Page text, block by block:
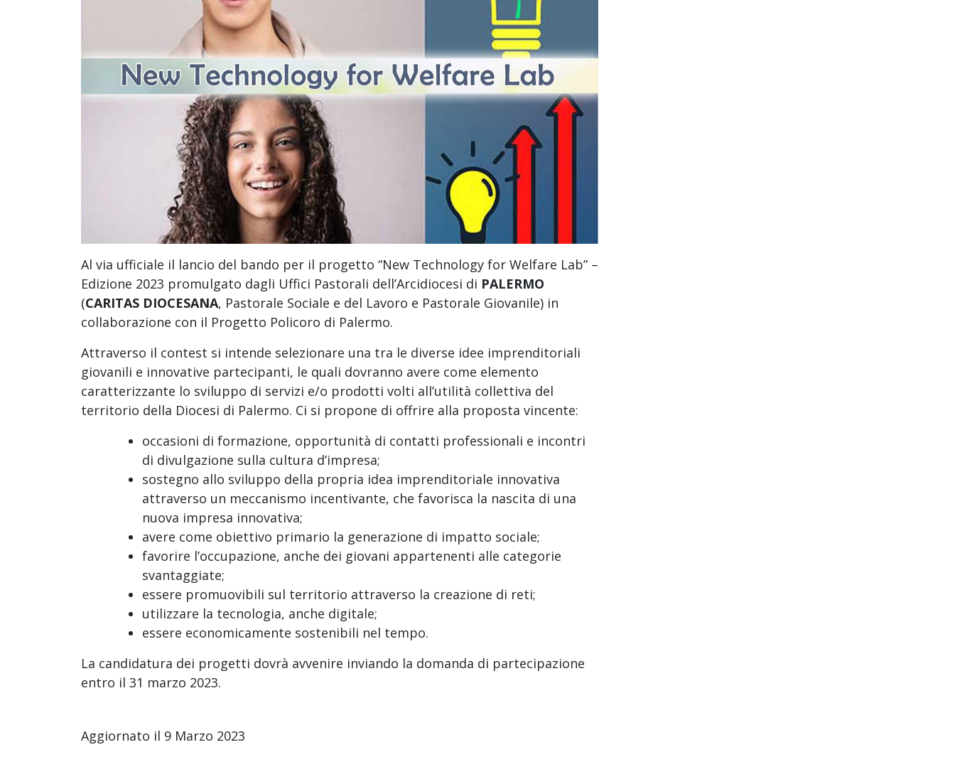
Al via ufficiale il lancio del bando per il progetto “New Technology for Welfare Lab” –
Edizione 2023 promulgato dagli Uffici Pastorali dell’Arcidiocesi di PALERMO
(CARITAS DIOCESANA, Pastorale Sociale e del Lavoro e Pastorale Giovanile) in
collaborazione con il Progetto Policoro di Palermo.
Attraverso il contest si intende selezionare una tra le diverse idee imprenditoriali
giovanili e innovative partecipanti, le quali dovranno avere come elemento
caratterizzante lo sviluppo di servizi e/o prodotti volti all’utilità collettiva del
territorio della Diocesi di Palermo. Ci si propone di offrire alla proposta vincente:
occasioni di formazione, opportunità di contatti professionali e incontri
di divulgazione sulla cultura d’impresa;
sostegno allo sviluppo della propria idea imprenditoriale innovativa
attraverso un meccanismo incentivante, che favorisca la nascita di una
nuova impresa innovativa;
avere come obiettivo primario la generazione di impatto sociale;
favorire l’occupazione, anche dei giovani appartenenti alle categorie
svantaggiate;
essere promuovibili sul territorio attraverso la creazione di reti;
utilizzare la tecnologia, anche digitale;
essere economicamente sostenibili nel tempo.
La candidatura dei progetti dovrà avvenire inviando la domanda di partecipazione
entro il 31 marzo 2023.
Aggiornato il 9 Marzo 2023